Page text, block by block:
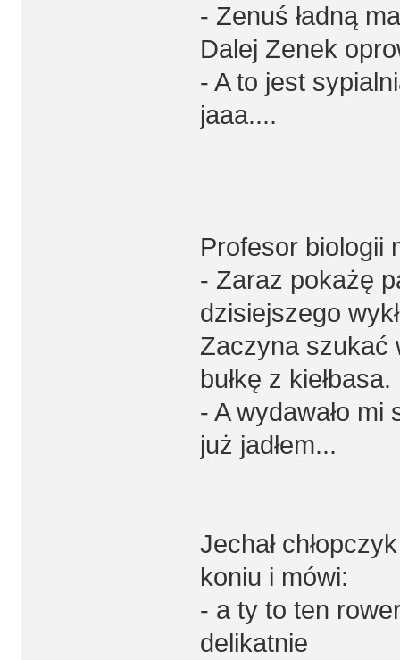
- Zenuś ładną
Dalej Zenek
- A to jest
jaaa....
Profesor biologii
- Zaraz pokażę
dzisiejszego
Zaczyna szukać
bułkę z kiełbasa.
- A wydawało
już jadłem...
Jechał
koniu i mówi:
- a ty to ten
delikatnie